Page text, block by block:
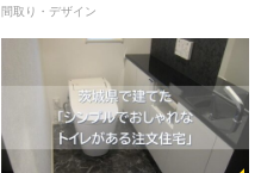
間取り・デザイン